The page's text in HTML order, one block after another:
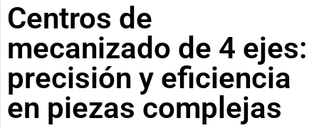
Centros de
mecanizado de 4 ejes:
precisión y eficiencia
en piezas complejas